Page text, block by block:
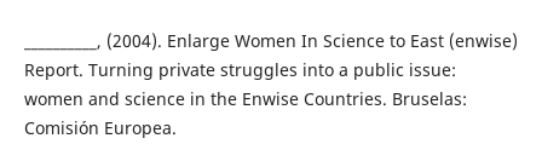
__________, (2004). Enlarge Women In Science to East (enwise)
Report. Turning private struggles into a public issue:
women and science in the Enwise Countries. Bruselas:
Comisión Europea.